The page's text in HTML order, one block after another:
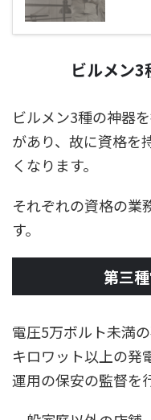
ビルメン
ビルメン3種の神器
があり、故に資格を
くなります。
それぞれの資格の業
す。
第三
電圧5万ボルト未満
キロワット以上の発
運用の保安の監督を